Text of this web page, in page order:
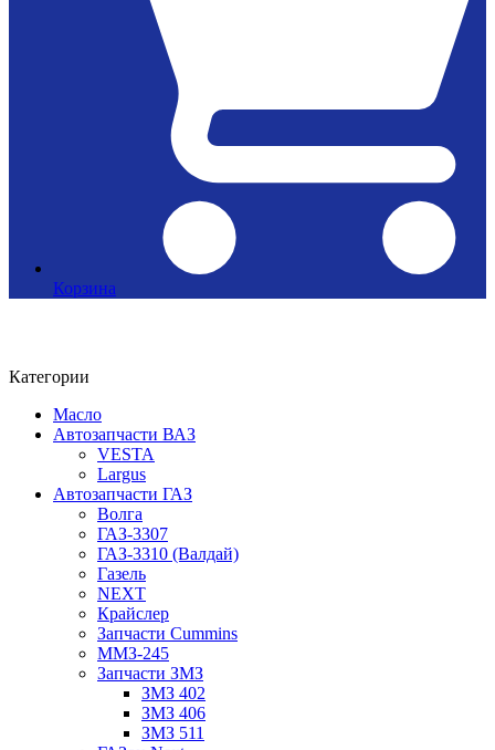
Корзина
Категории
Масло
Автозапчасти ВАЗ
VESTA
Largus
Автозапчасти ГАЗ
Волга
ГАЗ-3307
ГАЗ-3310 (Валдай)
Газель
NEXT
Крайслер
Запчасти Cummins
ММЗ-245
Запчасти ЗМЗ
ЗМЗ 402
ЗМЗ 406
ЗМЗ 511